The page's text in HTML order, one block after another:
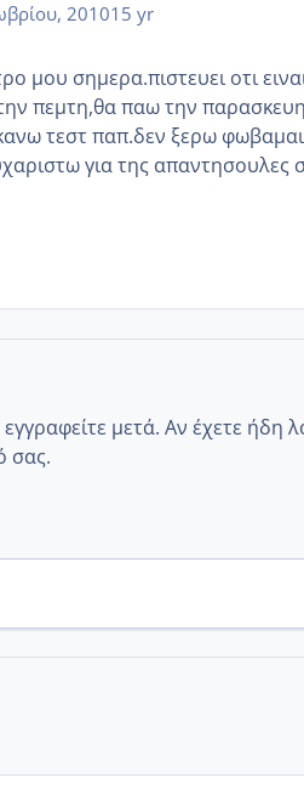
201015 yr
μου σημερα.πιστευει οτι
πεμτη,θα παω την
τεστ παπ.δεν ξερω
για της απαντησουλες
μετά. Αν έχετε ήδη
σας.